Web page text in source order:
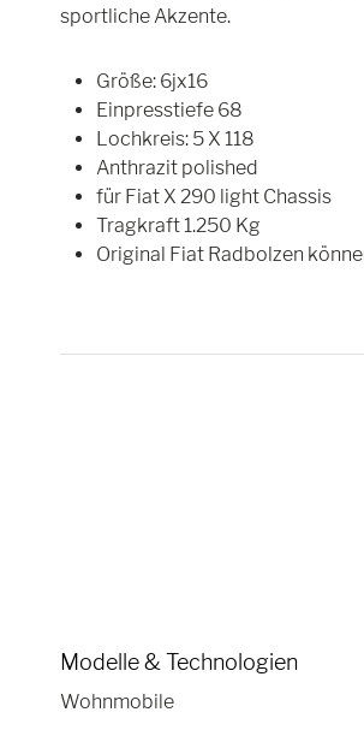
sportliche Akzente.
Größe: 6jx16
Einpresstiefe 68
Lochkreis: 5 X 118
Anthrazit polished
für Fiat X 290 light Chassis
Tragkraft 1.250 Kg
Original Fiat Radbolzen
Modelle & Technologien
Wohnmobile